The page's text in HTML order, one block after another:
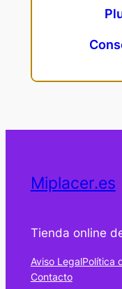
Miplacer.es
Tienda online
Aviso LegalPolítica
Contacto